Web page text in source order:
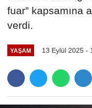
fuar” kapsamına
verdi.
YAŞAM 13 Eylül 2025 -